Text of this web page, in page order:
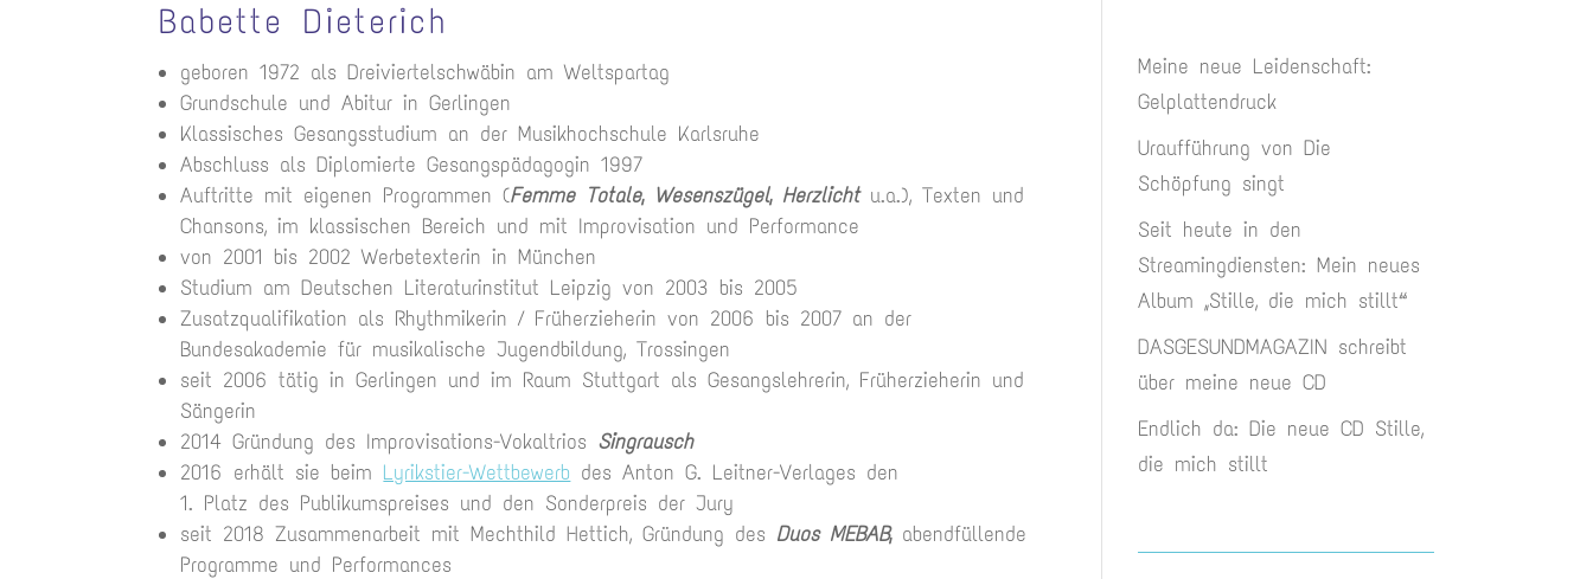
Babette Dieterich
geboren 1972 als Dreiviertelschwäbin am Weltspartag
Grundschule und Abitur in Gerlingen
Klassisches Gesangsstudium an der Musikhochschule Karlsruhe
Abschluss als Diplomierte Gesangspädagogin 1997
Auftritte mit eigenen Programmen (Femme Totale, Wesenszügel, Herzlichtu.a.), Texten und
Chansons, im klassischen Bereich und mit Improvisation und Performance
von 2001 bis 2002 Werbetexterin in München
Studium am Deutschen Literaturinstitut Leipzig von 2003 bis 2005
Zusatzqualifikation als Rhythmikerin / Früherzieherin von 2006 bis 2007 an der
Bundesakademie für musikalische Jugendbildung, Trossingen
seit 2006 tätig in Gerlingen und im Raum Stuttgart als Gesangslehrerin, Früherzieherin und
Sängerin
2014 Gründung des Improvisations-Vokaltrios Singrausch
2016 erhält sie beim Lyrikstier-Wettbewerb des Anton G. Leitner-Verlages den
1. Platz des Publikumspreises und den Sonderpreis der Jury
seit 2018 Zusammenarbeit mit Mechthild Hettich, Gründung des Duos MEBAB,abendfüllende
Programme und Performances
Meine neue Leidenschaft:
Gelplattendruck
Uraufführung von Die
Schöpfung singt
Seit heute in den
Streamingdiensten: Mein neues
Album „Stille, die mich stillt“
DASGESUNDMAGAZIN schreibt
über meine neue CD
Endlich da: Die neue CD Stille,
die mich stillt